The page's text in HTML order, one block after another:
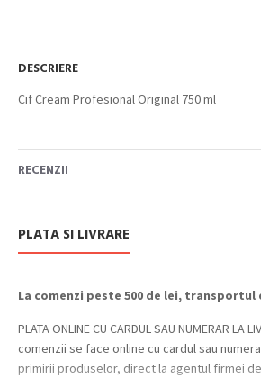
DESCRIERE
Cif Cream Profesional Original 750 ml
RECENZII
PLATA SI LIVRARE
La comenzi peste 500 de lei, transportul
PLATA ONLINE CU CARDUL SAU NUMERAR LA
comenzii se face online cu cardul sau
primirii produselor, direct la agentul firmei